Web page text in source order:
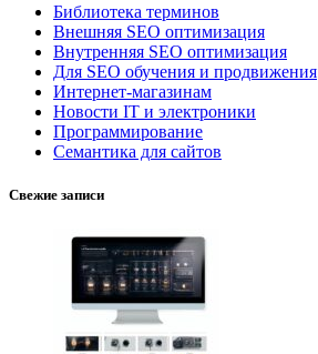
Библиотека терминов
Внешняя SEO оптимизация
Внутренняя SEO оптимизация
Для SEO обучения и продвижения
Интернет-магазинам
Новости IT и электроники
Программирование
Семантика для сайтов
Свежие записи